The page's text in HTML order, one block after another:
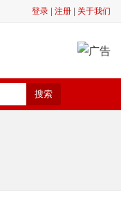
登录 注册 关于我们
搜索